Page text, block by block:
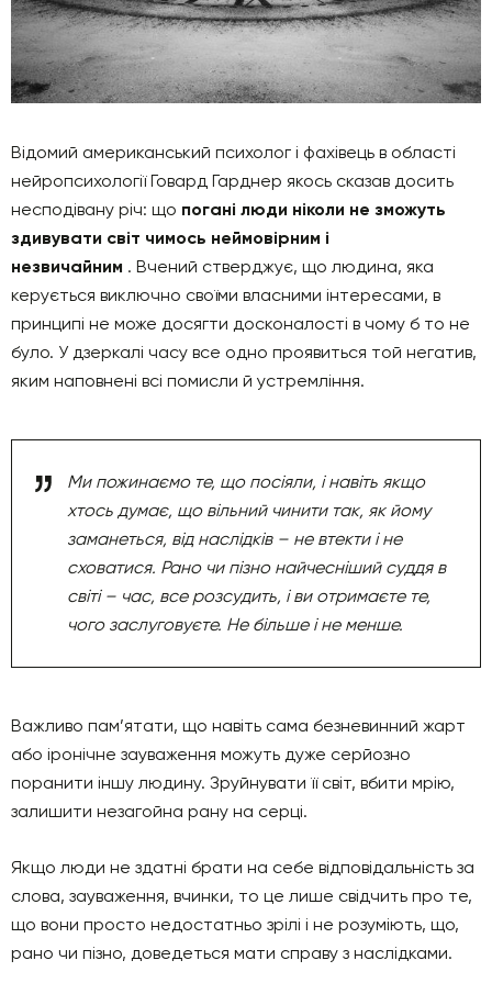
Відомий американський психолог і фахівець в області
нейропсихології Говард Гарднер якось сказав досить
несподівану річ: що погані люди ніколи не зможуть
здивувати світ чимось неймовірним і
незвичайним . Вчений стверджує, що людина, яка
керується виключно своїми власними інтересами, в
принципі не може досягти досконалості в чому б то не
було. У дзеркалі часу все одно проявиться той негатив,
яким наповнені всі помисли й устремління.
Ми пожинаємо те, що посіяли, і навіть якщо
хтось думає, що вільний чинити так, як йому
заманеться, від наслідків – не втекти і не
сховатися. Рано чи пізно найчесніший суддя в
світі – час, все розсудить, і ви отримаєте те,
чого заслуговуєте. Не більше і не менше.
Важливо пам’ятати, що навіть сама безневинний жарт
або іронічне зауваження можуть дуже серйозно
поранити іншу людину. Зруйнувати її світ, вбити мрію,
залишити незагойна рану на серці.
Якщо люди не здатні брати на себе відповідальність за
слова, зауваження, вчинки, то це лише свідчить про те,
що вони просто недостатньо зрілі і не розуміють, що,
рано чи пізно, доведеться мати справу з наслідками.